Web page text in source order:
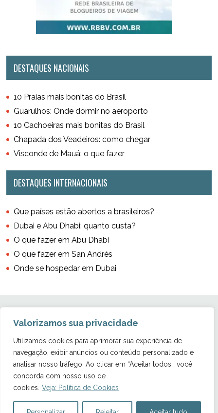
Valorizamos sua privacidade
Utilizamos cookies para aprimorar sua experiência de
navegação, exibir anúncios ou conteúdo personalizado e
analisar nosso tráfego. Ao clicar em “Aceitar todos”, você
concorda com nosso uso de
cookies. Veja: Política de Cookies
DESTAQUES NACIONAIS
10 Praias mais bonitas do Brasil
Guarulhos: Onde dormir no aeroporto
10 Cachoeiras mais bonitas do Brasil
Chapada dos Veadeiros: como chegar
Visconde de Mauá: o que fazer
DESTAQUES INTERNACIONAIS
Que países estão abertos a brasileiros?
Dubai e Abu Dhabi: quanto custa?
O que fazer em Abu Dhabi
O que fazer em San Andrés
Onde se hospedar em Dubai
Copyright © 2011 - 2026 Viciada em viajar
Todos os direitos reservados. É proibida a reprodução, total ou parcial, de
qualquer texto ou foto deste blog em qualquer meio de comunicação,
mesmo que citada a fonte, sem prévia autorização.